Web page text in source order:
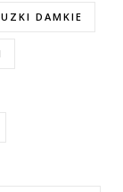
DAMKIE